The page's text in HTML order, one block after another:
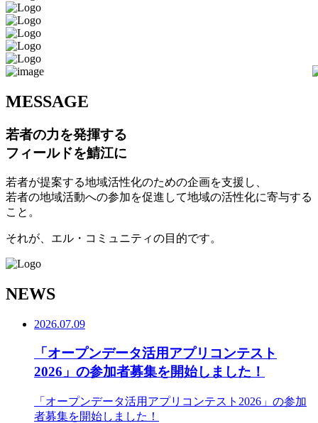
MESSAGE
若者の力を発揮する
フィールドを鯖江に
若者が提案する地域活性化のための企画を支援し、
若者の地域活動への参加を促進して地域の活性化に寄与する
こと。
それが、エル・コミュニティの目的です。
NEWS
2026.07.09
「オープンデータ活用アプリコンテスト
2026」の参加者募集を開始しました！
「オープンデータ活用アプリコンテスト2026」の参加
者募集を開始しました！